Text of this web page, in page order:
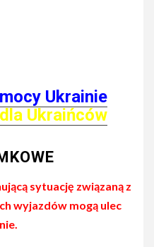
Ukrainie
Ukraińców
sytuację związaną z
wyjazdów mogą ulec